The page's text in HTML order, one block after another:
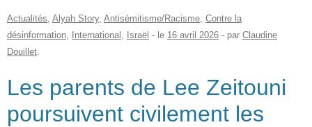
Vos
chroniques
bonnes
adresses
Actualités, Alyah Story, Antisémitisme/Racisme, Contre la
désinformation, International , Israël - le 16 avril 2026 - par Claudine
Douillet.
Les parents de Lee Zeitouni
poursuivent civilement les